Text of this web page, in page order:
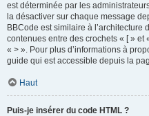
est déterminée par les
la désactiver sur chaque message
BBCode est similaire à l’architecture
contenues entre des crochets « [ » et
« > ». Pour plus d’informations à
guide qui est accessible depuis la
Haut
Puis-je insérer du code HTML ?